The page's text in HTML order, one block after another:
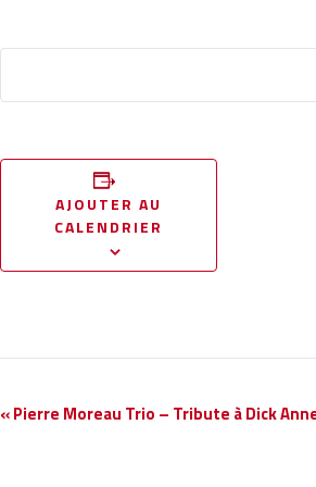
AJOUTER AU
CALENDRIER
Navigation
«Pierre Moreau Trio – Tribute à Dick